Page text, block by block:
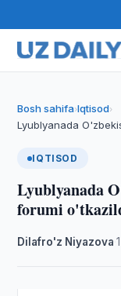
Bosh sahifa›Iqtisod›
Lyublyanada
IQTISOD
Lyublyanada
forumi
Dilafro'z Niyazova ·